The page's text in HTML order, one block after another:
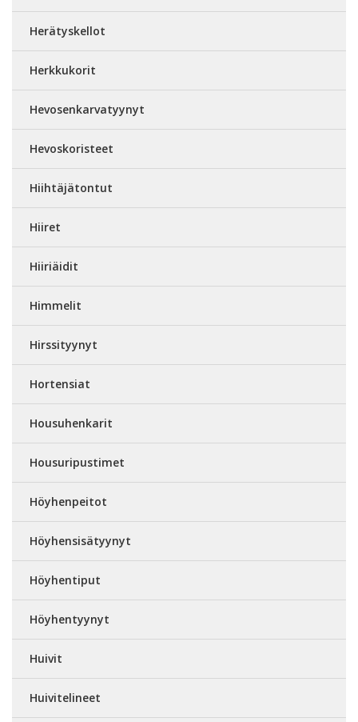
Herätyskellot
Herkkukorit
Hevosenkarvatyynyt
Hevoskoristeet
Hiihtäjätontut
Hiiret
Hiiriäidit
Himmelit
Hirssityynyt
Hortensiat
Housuhenkarit
Housuripustimet
Höyhenpeitot
Höyhensisätyynyt
Höyhentiput
Höyhentyynyt
Huivit
Huivitelineet